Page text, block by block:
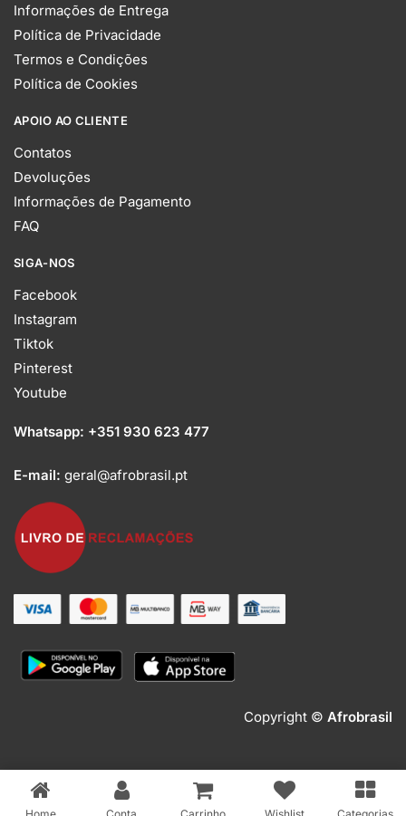
Informações de Entrega
Política de Privacidade
Termos e Condições
Política de Cookies
APOIO AO CLIENTE
Contatos
Devoluções
Informações de Pagamento
FAQ
SIGA-NOS
Facebook
Instagram
Tiktok
Pinterest
Youtube
Whatsapp: +351 930 623 477
E-mail: geral@afrobrasil.pt
Copyright © Afrobrasil